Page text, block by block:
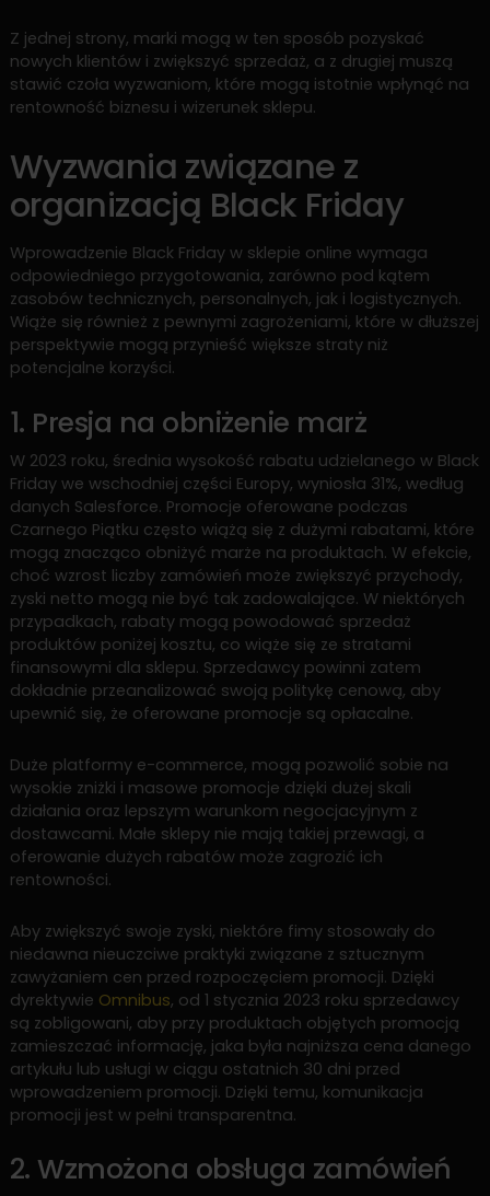
Z jednej strony, marki mogą w ten sposób pozyskać
nowych klientów i zwiększyć sprzedaż, a z drugiej muszą
stawić czoła wyzwaniom, które mogą istotnie wpłynąć na
rentowność biznesu i wizerunek sklepu.
Wyzwania związane z
organizacją Black Friday
Wprowadzenie Black Friday w sklepie online wymaga
odpowiedniego przygotowania, zarówno pod kątem
zasobów technicznych, personalnych, jak i logistycznych.
Wiąże się również z pewnymi zagrożeniami, które w dłuższej
perspektywie mogą przynieść większe straty niż
potencjalne korzyści.
1. Presja na obniżenie marż
W 2023 roku, średnia wysokość rabatu udzielanego w Black
Friday we wschodniej części Europy, wyniosła 31%, według
danych Salesforce. Promocje oferowane podczas
Czarnego Piątku często wiążą się z dużymi rabatami, które
mogą znacząco obniżyć marże na produktach. W efekcie,
choć wzrost liczby zamówień może zwiększyć przychody,
zyski netto mogą nie być tak zadowalające. W niektórych
przypadkach, rabaty mogą powodować sprzedaż
produktów poniżej kosztu, co wiąże się ze stratami
finansowymi dla sklepu. Sprzedawcy powinni zatem
dokładnie przeanalizować swoją politykę cenową, aby
upewnić się, że oferowane promocje są opłacalne.
Duże platformy e-commerce, mogą pozwolić sobie na
wysokie zniżki i masowe promocje dzięki dużej skali
działania oraz lepszym warunkom negocjacyjnym z
dostawcami. Małe sklepy nie mają takiej przewagi, a
oferowanie dużych rabatów może zagrozić ich
rentowności.
Aby zwiększyć swoje zyski, niektóre fimy stosowały do
niedawna nieuczciwe praktyki związane z sztucznym
zawyżaniem cen przed rozpoczęciem promocji. Dzięki
dyrektywie Omnibus, od 1 stycznia 2023 roku sprzedawcy
są zobligowani, aby przy produktach objętych promocją
zamieszczać informację, jaka była najniższa cena danego
artykułu lub usługi w ciągu ostatnich 30 dni przed
wprowadzeniem promocji. Dzięki temu, komunikacja
promocji jest w pełni transparentna.
2. Wzmożona obsługa zamówień